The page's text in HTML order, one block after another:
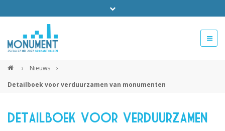
› Nieuws
›
Detailboek voor verduurzamen van monumenten
Detailboek voor verduurzamen